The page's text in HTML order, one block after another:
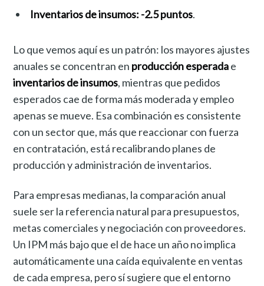
Inventarios de insumos: -2.5 puntos.
Lo que vemos aquí es un patrón: los mayores ajustes
anuales se concentran en producción esperadae
inventarios de insumos, mientras que pedidos
esperados cae de forma más moderada y empleo
apenas se mueve. Esa combinación es consistente
con un sector que, más que reaccionar con fuerza
en contratación, está recalibrando planes de
producción y administración de inventarios.
Para empresas medianas, la comparación anual
suele ser la referencia natural para presupuestos,
metas comerciales y negociación con proveedores.
Un IPM más bajo que el de hace un año no implica
automáticamente una caída equivalente en ventas
de cada empresa, pero sí sugiere que el entorno